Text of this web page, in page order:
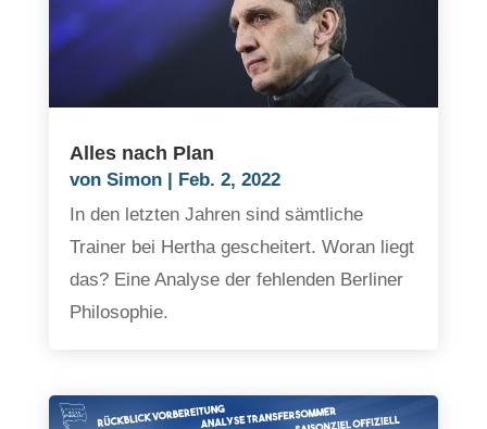
Alles nach Plan
von Simon|
Feb. 2, 2022
In den letzten Jahren sind sämtliche
Trainer bei Hertha gescheitert. Woran liegt
das? Eine Analyse der fehlenden Berliner
Philosophie.